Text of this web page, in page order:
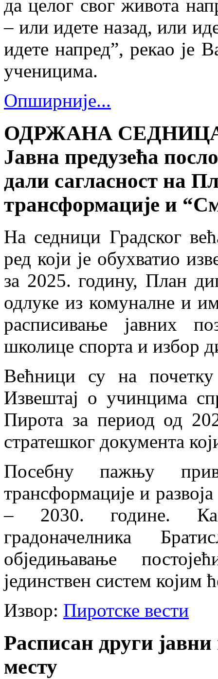
да целог свог живота
– или идете назад, или
идете напред”, рекао је
ученицима.
Опширније...
ОДРЖАНА
Јавна предузећа
дали сагласност на
трансформације и
На седници Градског
ред који је обухватио
за 2025. годину, План
одлуке из комуналне и
расписивање јавних
школице спорта и избор
Већници су на почетку
Извештај о учинцима
Пирота за период од
стратешког документа
Посебну пажњу
трансформације и
– 2030. године.
градоначелника
обједињавање
јединствен систем којим
Извор: Пиротске вести
Расписан други
месту